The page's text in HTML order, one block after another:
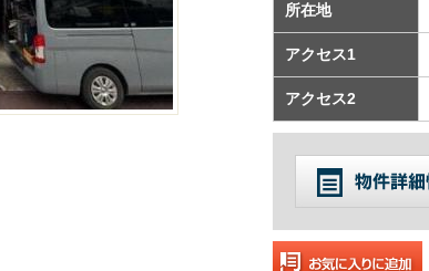
所在地
アクセス1
アクセス2